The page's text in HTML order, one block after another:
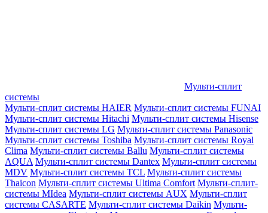
Мульти-сплит
системы
Мульти-сплит системы HAIER Мульти-сплит системы FUNAI
Мульти-сплит системы Hitachi Мульти-сплит системы Hisense
Мульти-сплит системы LG Мульти-сплит системы Panasonic
Мульти-сплит системы Toshiba Мульти-сплит системы Royal
Clima Мульти-сплит системы Ballu Мульти-сплит системы
AQUA Мульти-сплит системы Dantex Мульти-сплит системы
MDV Мульти-сплит системы TCL Мульти-сплит системы
Thaicon Мульти-сплит системы Ultima Comfort Мульти-сплит-
системы MIdea Мульти-сплит системы AUX Мульти-сплит
системы CASARTE Мульти-сплит системы Daikin Мульти-